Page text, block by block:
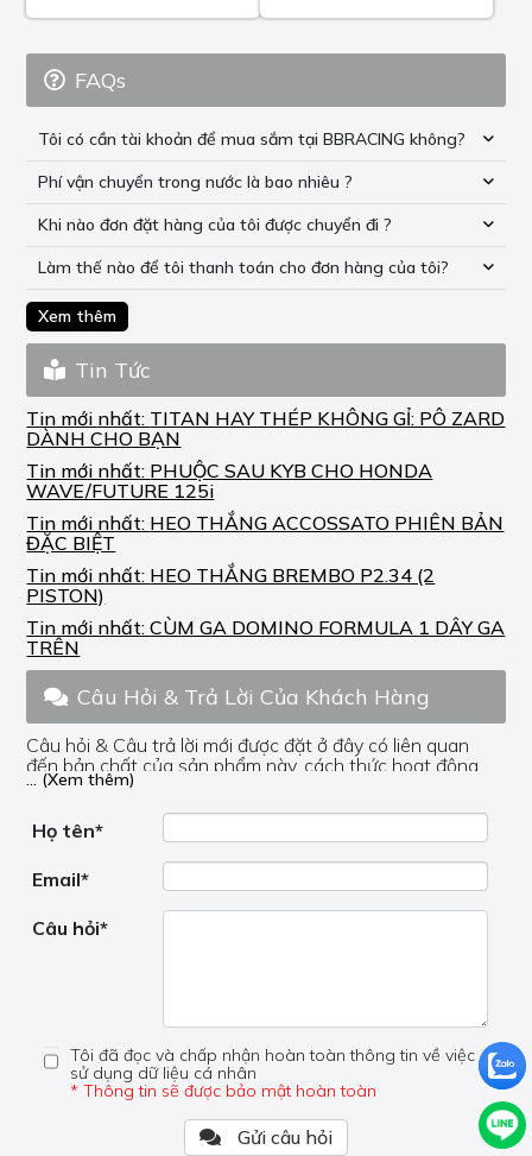
FAQs
Tôi có cần tài khoản để mua sắm tại BBRACING không?
Phí vận chuyển trong nước là bao nhiêu ?
Khi nào đơn đặt hàng của tôi được chuyển đi ?
Làm thế nào để tôi thanh toán cho đơn hàng của tôi?
Xem thêm
Tin Tức
Tin mới nhất: TITAN HAY THÉP KHÔNG GỈ: PÔ ZARD
DÀNH CHO BẠN
Tin mới nhất: PHUỘC SAU KYB CHO HONDA
WAVE/FUTURE 125i
Tin mới nhất: HEO THẮNG ACCOSSATO PHIÊN BẢN
ĐẶC BIỆT
Tin mới nhất: HEO THẮNG BREMBO P2.34 (2
PISTON)
Tin mới nhất:CÙM GA DOMINO FORMULA 1 DÂY GA
TRÊN
Câu Hỏi & Trả Lời Của Khách Hàng
Câu hỏi & Câu trả lời mới được đặt ở đây có liên quan
đến bản chất của sản phẩm này, cách thức hoạt động,
nơi hoạt động, liệu nó có hữu ích không, v.v.
câu hỏi của bạn ở đây mà bên trong trang đó.
... (Xem thêm)
Họ tên*
Email*
Câu hỏi*
Tôi đã đọc và chấp nhận hoàn toàn thông tin về việc
sử dụng dữ liệu cá nhân
* Thông tin sẽ được bảo mật hoàn toàn
Gửi câu hỏi